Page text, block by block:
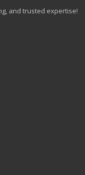
and trusted expertise!